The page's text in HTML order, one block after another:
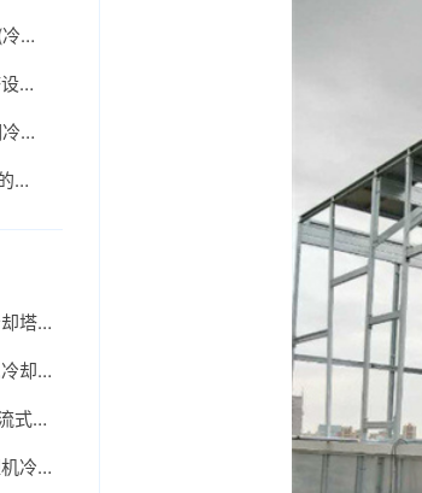
冷却塔对循环水质的要求(冷却塔循环水水质要求
冷却塔型号及规格,冷却塔设计选型的估算方法
冷却塔集水盘作用(玻璃钢冷却塔积水盘容量湿球
高效制冷机房与传统机房的区别,高效机房与普通
冷却塔管道需要保温吗,冷却塔只在夏季使用管道
冷却塔管道安装方法介绍,冷却塔管道改造公司
玻璃钢逆流式冷却塔与横流式冷却塔有什么不同？
吹塑机冷却塔的作用,吹塑机冷却塔选型计算